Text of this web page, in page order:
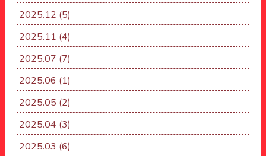
2025.12 (5)
2025.11 (4)
2025.07 (7)
2025.06 (1)
2025.05 (2)
2025.04 (3)
2025.03 (6)